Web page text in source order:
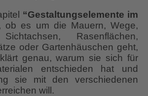
“Gestaltungselemente im
ob es um die Mauern, Wege,
Rasenflächen,
oder Gartenhäuschen geht,
genau, warum sie sich für
entschieden hat und
sie mit den verschiedenen
will.